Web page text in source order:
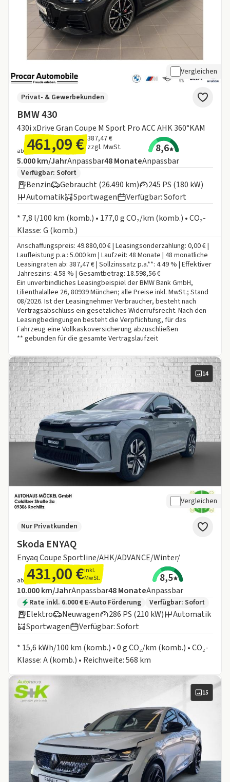
Vergleichen
BMW 430
430i xDrive Gran Coupe M Sport Pro ACC AHK 360°KAM
Privat- & Gewerbekunden
ab 461,09 € 387,47 €
zzgl. MwSt.
8,6
Angebotsdetails:
Inklusive Laufleistung
5.000 km/JahrAnpassbarLaufzeit
48MonateAnpassbar
Zusätzliche Fahrzeuginformationen:
Verfügbar: Sofort
Benzin Gebraucht (26.490 km)
245 PS (180 kW)
Automatik
Sportwagen
Verfügbar: Sofort
* 7,8 l/100 km (komb.) • 177,0 g CO₂/km (komb.) • CO₂-
Klasse: G (komb.)
Anschaffungspreis: 49.880,00 € | Leasingsonderzahlung: 0,00 € |
Laufleistung p.a.: 5.000 km | Laufzeit: 48 Monate | 48 monatliche
Leasingraten ab: 387,47 € | Sollzinssatz p.a.**: 4.49 % | Effektiver
Jahreszins: 4.58 % | Gesamtbetrag: 18.598,56 €
Ein unverbindliches Leasingbeispiel der BMW Bank GmbH,
Lilienthalallee 26, 80939 München; alle Preise inkl. MwSt.; Stand
08/2026. Ist der Leasingnehmer Verbraucher, besteht nach
Vertragsabschluss ein gesetzliches Widerrufsrecht. Nach den
Leasingbedingungen besteht die Verpflichtung, für das
Fahrzeug eine Vollkaskoversicherung abzuschließen
** gebunden für die gesamte Vertragslaufzeit
14
Vergleichen
Skoda ENYAQ
Enyaq Coupe Sportline/AHK/ADVANCE/Winter/
Nur Privatkunden
ab 431,00 €inkl.
MwSt.
8,5
Angebotsdetails:
Inklusive Laufleistung
10.000 km/JahrAnpassbarLaufzeit
48MonateAnpassbar
Zusätzliche Fahrzeuginformationen:
Rate inkl. 6.000 € E-Auto Förderung Verfügbar: Sofort
Elektro Neuwagen 286 PS (210 kW)
Automatik
Sportwagen
Verfügbar: Sofort
* 15,6 kWh/100 km (komb.) • 0 g CO₂/km (komb.) • CO₂-
Klasse: A (komb.) • Reichweite: 568 km
15